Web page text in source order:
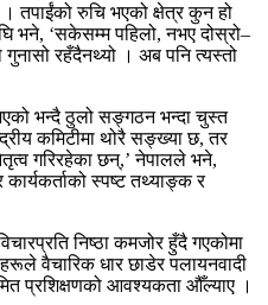
। तपाईंको रुचि भएको क्षेत्र कुन हो
भने, ‘सकेसम्म पहिलो, नभए दोस्रो–
गुनासो रहँदैनथ्यो । अब पनि त्यस्तो
भन्दै ठुलो सङ्गठन भन्दा चुस्त
कमिटीमा थोरै सङ्ख्या छ, तर
गरिरहेका छन्,’ नेपालले भने,
कार्यकर्ताको स्पष्ट तथ्याङ्क र
निष्ठा कमजोर हुँदै गएकोमा
वैचारिक धार छाडेर पलायनवादी
प्रशिक्षणको आवश्यकता औँल्याए ।